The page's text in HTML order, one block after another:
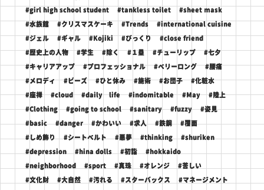
#girl high school student #tankless toilet #sheet mask
#水族館 #クリスマスケーキ #Trends #international cuisine
#ジェル #ギャル #Kojiki #びっくり #close friend
#歴史上の人物 #学生 #除く #１塁 #チューリップ #七夕
#キャリアアップ #プロフェッショナル #ベリーロング #腰痛
#メロディ #ビーズ #ひと休み #施術 #お団子 #化粧水
#座禅 #cloud #daily life #indomitable #May #陸上
#Clothing #going to school #sanitary #fuzzy #姿見
#basic #danger #かわいい #求人 #鉄鋼 #覆面
#しめ飾り #シートベルト #悪夢 #thinking #shuriken
#depression #hina dolls #初詣 #hokkaido
#neighborhood #sport #真珠 #オレンジ #苦しい
#文化財 #大自然 #汚れる #スターバックス #マネージメント